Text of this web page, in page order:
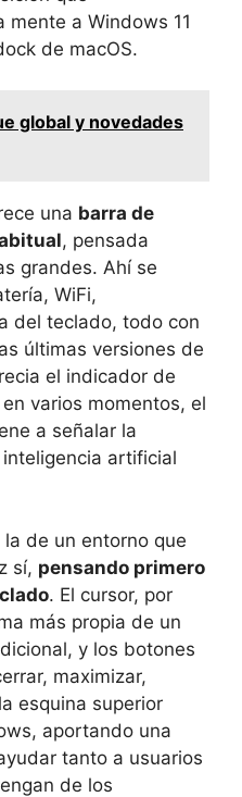
a Windows 11
de macOS.
global y novedades
una barra de
, pensada
grandes. Ahí se
WiFi,
del teclado, todo con
últimas versiones de
el indicador de
varios momentos, el
a señalar la
artificial
de un entorno que
sí, pensando primero
. El cursor, por
más propia de un
y los botones
maximizar,
esquina superior
aportando una
tanto a usuarios
de los